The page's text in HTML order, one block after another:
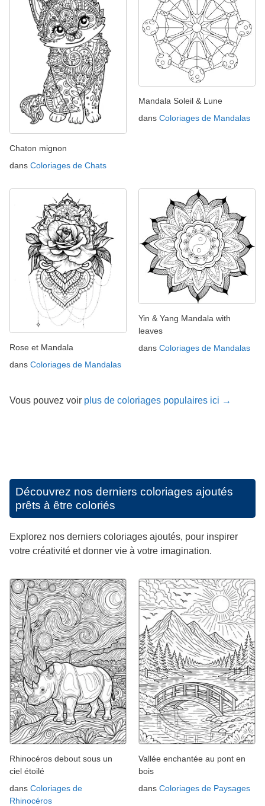
Chaton mignon
dans Coloriages de Chats
Mandala Soleil & Lune
dans Coloriages de Mandalas
Rose et Mandala
dans Coloriages de Mandalas
Yin & Yang Mandala with
leaves
dans Coloriages de Mandalas
Vous pouvez voir plus de coloriages populaires ici →
Découvrez nos derniers coloriages ajoutés
prêts à être coloriés
Explorez nos derniers coloriages ajoutés, pour inspirer
votre créativité et donner vie à votre imagination.
Rhinocéros debout sous un
ciel étoilé
dans Coloriages de
Rhinocéros
Vallée enchantée au pont en
bois
dans Coloriages de Paysages